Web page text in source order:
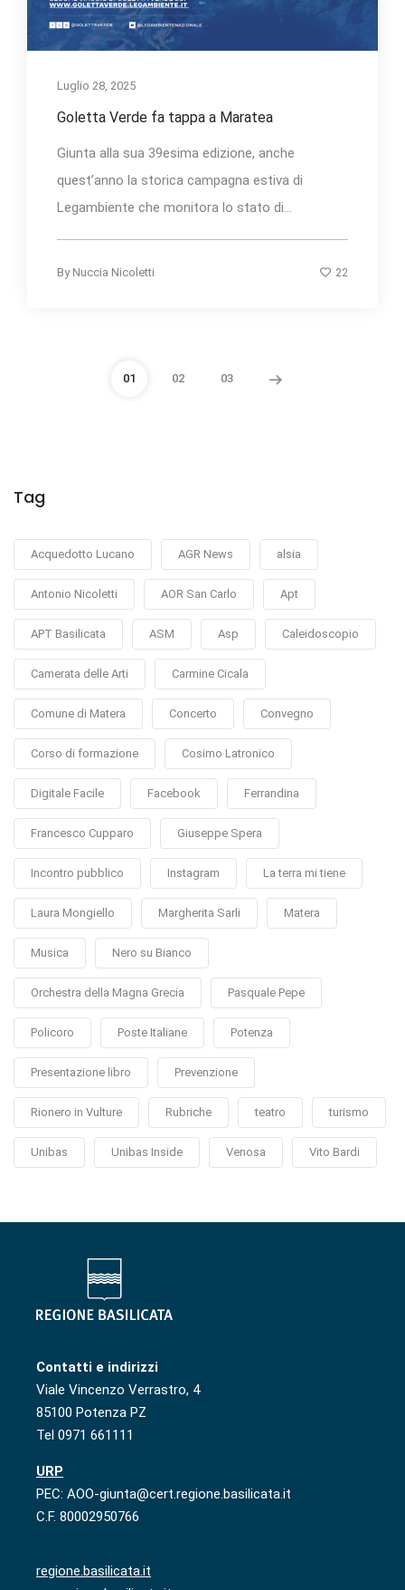
Luglio 28, 2025
Goletta Verde fa tappa a Maratea
Giunta alla sua 39esima edizione, anche
quest’anno la storica campagna estiva di
Legambiente che monitora lo stato di...
By Nuccia Nicoletti 22
01 02 03
Tag
Acquedotto Lucano AGR News alsia
Antonio Nicoletti AOR San Carlo Apt
APT Basilicata ASM Asp Caleidoscopio
Camerata delle Arti Carmine Cicala
Comune di Matera Concerto Convegno
Corso di formazione Cosimo Latronico
Digitale Facile Facebook Ferrandina
Francesco Cupparo Giuseppe Spera
Incontro pubblico Instagram La terra mi tiene
Laura Mongiello Margherita Sarli Matera
Musica Nero su Bianco
Orchestra della Magna Grecia Pasquale Pepe
Policoro Poste Italiane Potenza
Presentazione libro Prevenzione
Rionero in Vulture Rubriche teatro turismo
Unibas Unibas Inside Venosa Vito Bardi
Contatti e indirizzi
Viale Vincenzo Verrastro, 4
85100 Potenza PZ
Tel 0971 661111
URP
PEC: AOO-giunta@cert.regione.basilicata.it
C.F. 80002950766
regione.basilicata.it